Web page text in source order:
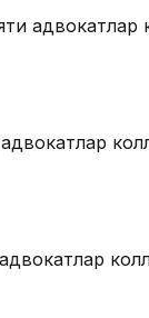
адвокатлар